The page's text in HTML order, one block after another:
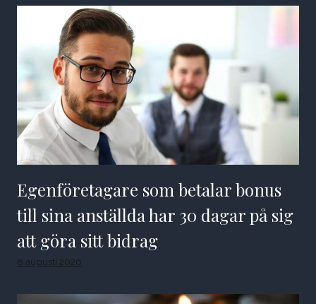
Egenföretagare som betalar bonus
till sina anställda har 30 dagar på sig
att göra sitt bidrag
8 augusti 2026